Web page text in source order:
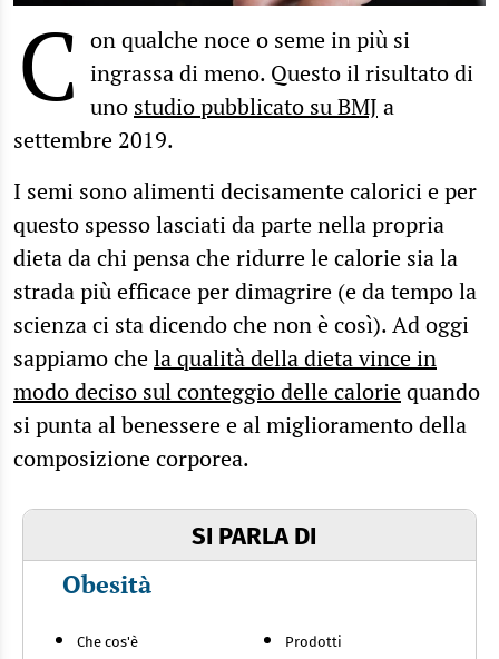
C on qualche noce o seme in più si
ingrassa di meno. Questo il risultato di
uno studio pubblicato su BMJ a
settembre 2019.
I semi sono alimenti decisamente calorici e per
questo spesso lasciati da parte nella propria
dieta da chi pensa che ridurre le calorie sia la
strada più efficace per dimagrire (e da tempo la
scienza ci sta dicendo che non è così). Ad oggi
sappiamo chela qualità della dieta vince in
modo deciso sul conteggio delle caloriequando
si punta al benessere e al miglioramento della
composizione corporea.
SI PARLA DI
Obesità
Che cos'è Prodotti